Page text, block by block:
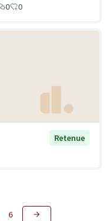
0 0
Retenue
6